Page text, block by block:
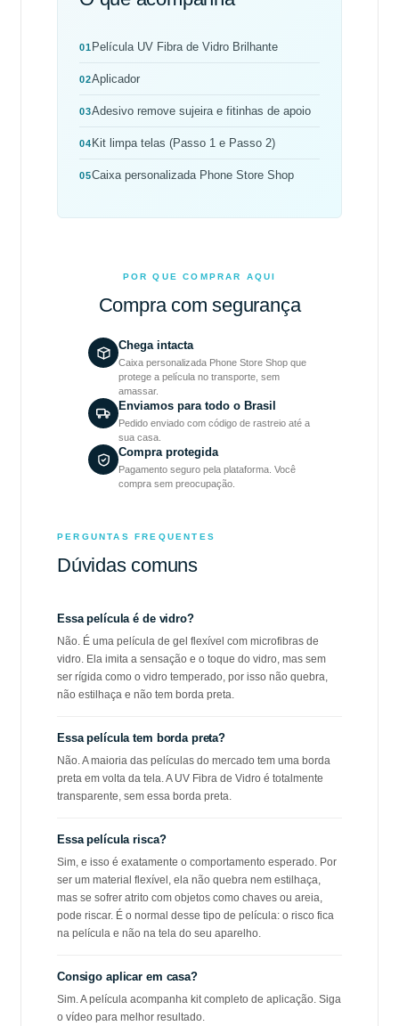
01 Película UV Fibra de Vidro Brilhante
02Aplicador
03Adesivo remove sujeira e fitinhas de apoio
04 Kit limpa telas (Passo 1 e Passo 2)
05Caixa personalizada Phone Store Shop
POR QUE COMPRAR AQUI
Compra com segurança
Chega intacta
Caixa personalizada Phone Store Shop que
protege a película no transporte, sem
amassar.
Enviamos para todo o Brasil
Pedido enviado com código de rastreio até a
sua casa.
Compra protegida
Pagamento seguro pela plataforma. Você
compra sem preocupação.
PERGUNTAS FREQUENTES
Dúvidas comuns
Essa película é de vidro?
Não. É uma película de gel flexível com microfibras de
vidro. Ela imita a sensação e o toque do vidro, mas sem
ser rígida como o vidro temperado, por isso não quebra,
não estilhaça e não tem borda preta.
Essa película tem borda preta?
Não. A maioria das películas do mercado tem uma borda
preta em volta da tela. A UV Fibra de Vidro é totalmente
transparente, sem essa borda preta.
Essa película risca?
Sim, e isso é exatamente o comportamento esperado. Por
ser um material flexível, ela não quebra nem estilhaça,
mas se sofrer atrito com objetos como chaves ou areia,
pode riscar. É o normal desse tipo de película: o risco fica
na película e não na tela do seu aparelho.
Consigo aplicar em casa?
Sim. A película acompanha kit completo de aplicação. Siga
o vídeo para melhor resultado.